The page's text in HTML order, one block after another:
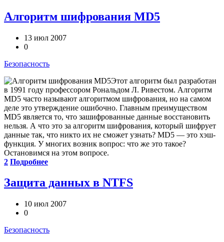
Алгоритм шифрования MD5
13 июл 2007
0
Безопасность
Этот алгоритм был разработан
в 1991 году профессором Рональдом Л. Ривестом. Алгоритм
MD5 часто называют алгоритмом шифрования, но на самом
деле это утверждение ошибочно. Главным преимуществом
MD5 является то, что зашифрованные данные восстановить
нельзя. А что это за алгоритм шифрования, который шифрует
данные так, что никто их не сможет узнать? MD5 — это хэш-
функция. У многих возник вопрос: что же это такое?
Остановимся на этом вопросе.
2 Подробнее
Защита данных в NTFS
10 июл 2007
0
Безопасность